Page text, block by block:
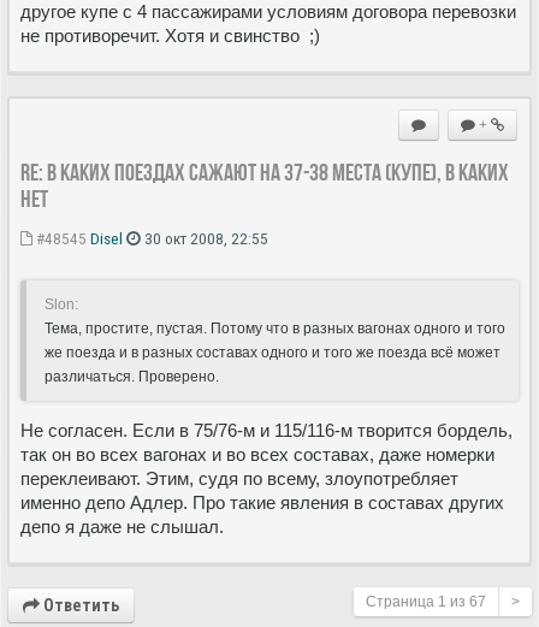
другое купе с 4 пассажирами условиям договора перевозки
не противоречит. Хотя и свинство ;)
+
Re: в каких поездах сажают на 37-38 места (купе), в каких
нет
#48545 Disel 30 окт 2008, 22:55
Slon:
Тема, простите, пустая. Потому что в разных вагонах одного и того
же поезда и в разных составах одного и того же поезда всё может
различаться. Проверено.
Не согласен. Если в 75/76-м и 115/116-м творится бордель,
так он во всех вагонах и во всех составах, даже номерки
переклеивают. Этим, судя по всему, злоупотребляет
именно депо Адлер. Про такие явления в составах других
депо я даже не слышал.
Ответить Страница 1 из 67 >